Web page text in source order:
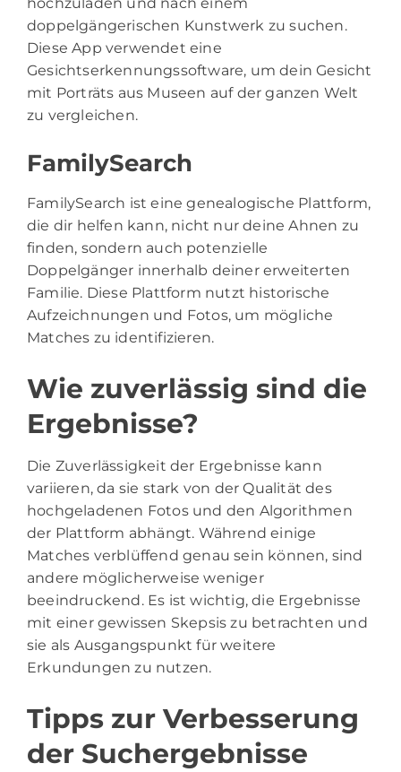
doppelgängerischen Kunstwerk zu suchen.
Diese App verwendet eine
Gesichtserkennungssoftware, um dein Gesicht
mit Porträts aus Museen auf der ganzen Welt
zu vergleichen.
FamilySearch
FamilySearch ist eine genealogische Plattform,
die dir helfen kann, nicht nur deine Ahnen zu
finden, sondern auch potenzielle
Doppelgänger innerhalb deiner erweiterten
Familie. Diese Plattform nutzt historische
Aufzeichnungen und Fotos, um mögliche
Matches zu identifizieren.
Wie zuverlässig sind die
Ergebnisse?
Die Zuverlässigkeit der Ergebnisse kann
variieren, da sie stark von der Qualität des
hochgeladenen Fotos und den Algorithmen
der Plattform abhängt. Während einige
Matches verblüffend genau sein können, sind
andere möglicherweise weniger
beeindruckend. Es ist wichtig, die Ergebnisse
mit einer gewissen Skepsis zu betrachten und
sie als Ausgangspunkt für weitere
Erkundungen zu nutzen.
Tipps zur Verbesserung
der Suchergebnisse